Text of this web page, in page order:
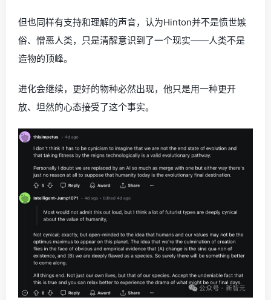
但也同样有支持和理解的声音，认为Hinton并不是愤世嫉
俗、憎恶人类，只是清醒意识到了一个现实——人类不是
造物的顶峰。
进化会继续，更好的物种必然出现，他只是用一种更开
放、坦然的心态接受了这个事实。